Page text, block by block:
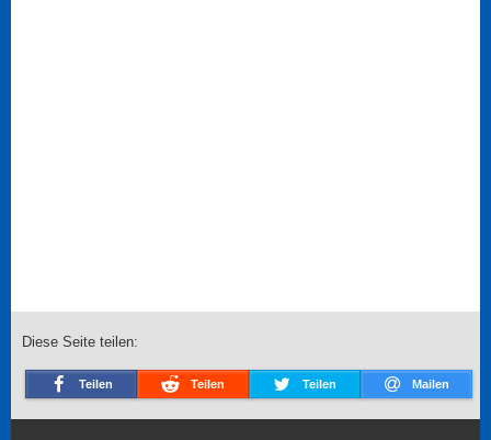
Diese Seite teilen:
Teilen Teilen Teilen Mailen